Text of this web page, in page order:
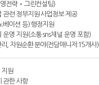
전략‧그린컨설팅)
관련 정부지원 사업정보 제공
베이션 등) 행정지원
영 지원(소통 sns채널 운영 포함)
, 자원순환 분야(전담매니저:15개사)
지원
관한 사항